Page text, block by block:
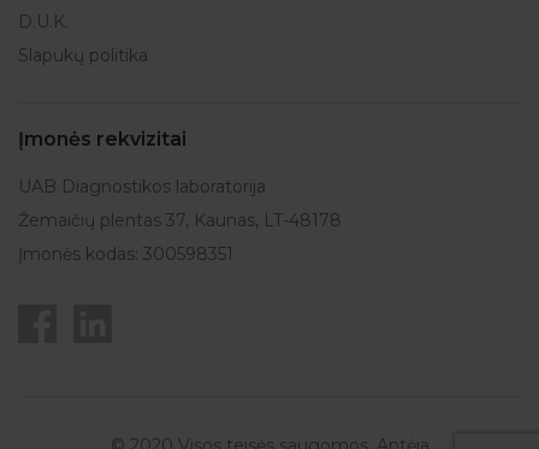
D.U.K.
Slapukų politika
Įmonės rekvizitai
UAB Diagnostikos laboratorija
Žemaičių plentas 37, Kaunas, LT-48178
Įmonės kodas: 300598351